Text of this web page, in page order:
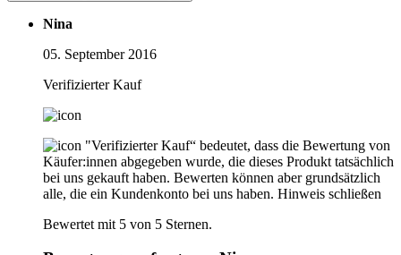
Nina
05. September 2016
Verifizierter Kauf
"Verifizierter Kauf“ bedeutet, dass die Bewertung von
Käufer:innen abgegeben wurde, die dieses Produkt tatsächlich
bei uns gekauft haben. Bewerten können aber grundsätzlich
alle, die ein Kundenkonto bei uns haben. Hinweis schließen
Bewertet mit 5 von 5 Sternen.